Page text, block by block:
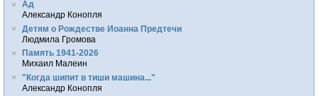
Ад
Александр Конопля
Детям о Рождестве Иоанна Предтечи
Людмила Громова
Память 1941-2026
Михаил Малеин
"Когда шипит в тиши машина..."
Александр Конопля